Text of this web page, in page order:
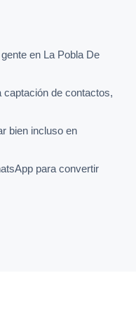
en La Pobla De
de contactos,
bien incluso en
para convertir